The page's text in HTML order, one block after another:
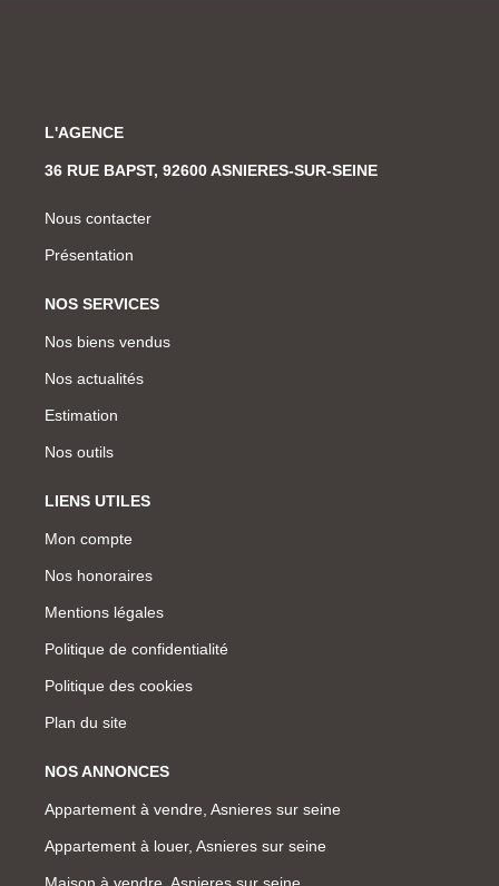
L'AGENCE
36 RUE BAPST, 92600 ASNIERES-SUR-SEINE
Nous contacter
Présentation
NOS SERVICES
Nos biens vendus
Nos actualités
Estimation
Nos outils
LIENS UTILES
Mon compte
Nos honoraires
Mentions légales
Politique de confidentialité
Politique des cookies
Plan du site
NOS ANNONCES
Appartement à vendre, Asnieres sur seine
Appartement à louer, Asnieres sur seine
Maison à vendre, Asnieres sur seine